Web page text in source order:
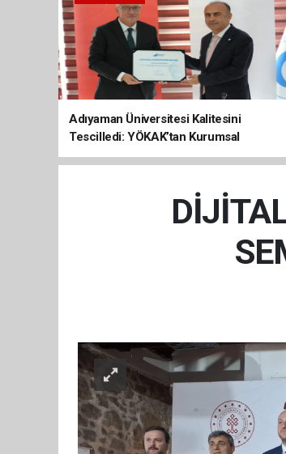
Adıyaman Üniversitesi Kalitesini
Tescilledi: YÖKAK’tan Kurumsal
Akreditasyon Belgesi